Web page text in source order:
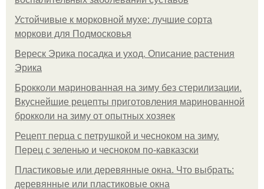
Устойчивые к морковной мухе: лучшие сорта
моркови для Подмосковья
Вереск Эрика посадка и уход. Описание растения
Эрика
Брокколи маринованная на зиму без стерилизации.
Вкуснейшие рецепты приготовления маринованной
брокколи на зиму от опытных хозяек
Рецепт перца с петрушкой и чесноком на зиму.
Перец с зеленью и чесноком по-кавказски
Пластиковые или деревянные окна. Что выбрать:
деревянные или пластиковые окна